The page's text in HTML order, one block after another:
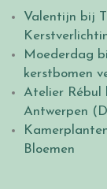
Valentijn bij
Moederdag
kerstbomen
Atelier Rébul
Antwerpen
Bloemen